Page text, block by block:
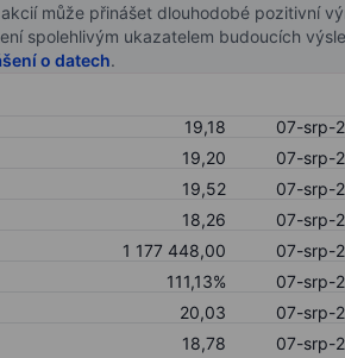
může přinášet dlouhodobé pozitivní
spolehlivým ukazatelem budoucích
o datech.
19,18
07-srp-
19,20
07-srp-
19,52
07-srp-
18,26
07-srp-
1 177 448,00
07-srp-
111,13%
07-srp-
20,03
07-srp-
18,78 07-srp-